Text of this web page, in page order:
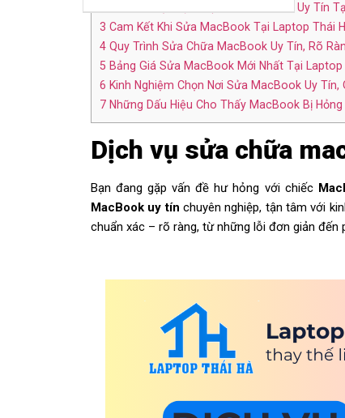
Vì Sao Chọn Dịch Vụ Sửa MacBook Uy Tín
3 Cam Kết Khi Sửa MacBook Tại Laptop Thái
4 Quy Trình Sửa Chữa MacBook Uy Tín, Rõ
5 Bảng Giá Sửa MacBook Mới Nhất Tại Laptop
6 Kinh Nghiệm Chọn Nơi Sửa MacBook Uy Tín,
7 Những Dấu Hiệu Cho Thấy MacBook Bị Hỏng
Dịch vụ sửa chữa
Bạn đang gặp vấn đề hư hỏng với chiếc
MacBook uy tín chuyên nghiệp, tận tâm với
chuẩn xác – rõ ràng, từ những lỗi đơn giản đến